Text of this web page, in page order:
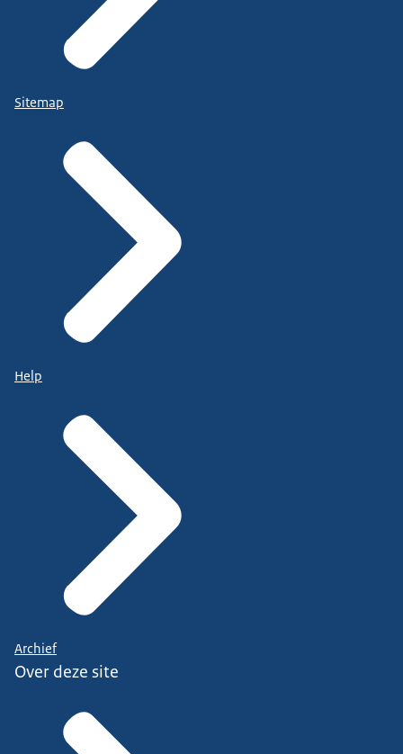
Sitemap
Help
Archief
Over deze site